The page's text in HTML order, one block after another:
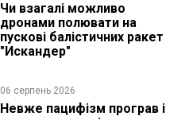
Чи взагалі можливо
дронами полювати на
пускові балістичних ракет
"Искандер"
06 серпень 2026
Невже пацифізм програв і